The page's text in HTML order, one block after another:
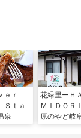
ｅｒ
Ｓｔａ
泉
花緑里ーＨ
ＭＩＤＯＲ
原のやど岐